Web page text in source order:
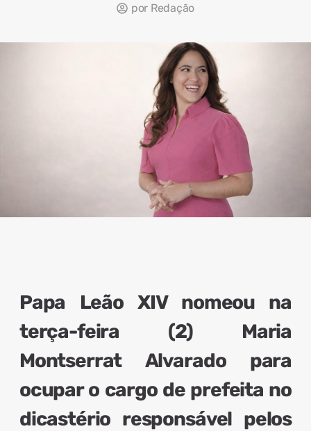
por Redação
Papa Leão XIV nomeou na
terça-feira (2) Maria
Montserrat Alvarado para
ocupar o cargo de prefeita no
dicastério responsável pelos